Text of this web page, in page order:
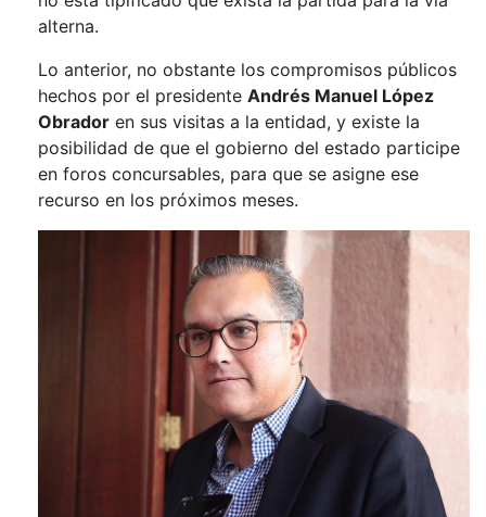
alterna.
Lo anterior, no obstante los compromisos públicos
hechos por el presidente Andrés Manuel López
Obrador en sus visitas a la entidad, y existe la
posibilidad de que el gobierno del estado participe
en foros concursables, para que se asigne ese
recurso en los próximos meses.